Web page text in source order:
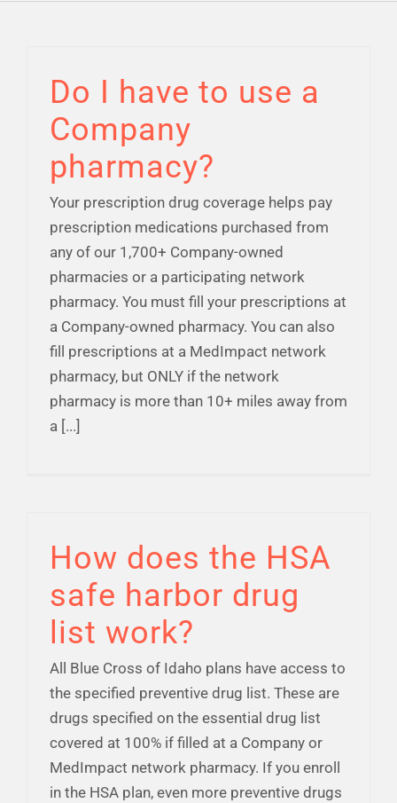
Tiempo libre
Vida laboral y personal
Recursos
Eventos
Do I have to use a
Company
pharmacy?
Your prescription drug coverage helps pay
prescription medications purchased from
any of our 1,700+ Company-owned
pharmacies or a participating network
pharmacy. You must fill your prescriptions at
a Company-owned pharmacy. You can also
fill prescriptions at a MedImpact network
pharmacy, but ONLY if the network
pharmacy is more than 10+ miles away from
a [...]
How does the HSA
safe harbor drug
list work?
All Blue Cross of Idaho plans have access to
the specified preventive drug list. These are
drugs specified on the essential drug list
covered at 100% if filled at a Company or
MedImpact network pharmacy. If you enroll
in the HSA plan, even more preventive drugs